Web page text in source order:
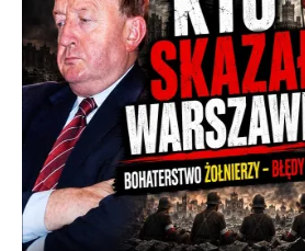
Gorzka pigułka od politycznego emeryta